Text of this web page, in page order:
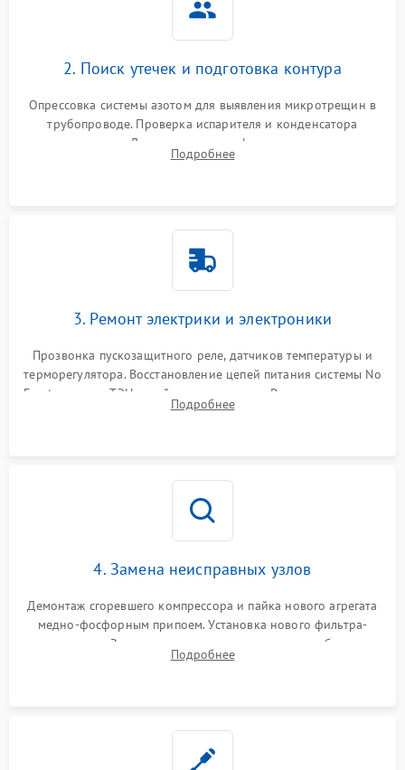
2. Поиск утечек и подготовка контура
Опрессовка системы азотом для выявления микротрещин в
трубопроводе. Проверка испарителя и конденсатора
течеискателем. Демонтаж старого фильтра-осушителя и
продувка капиллярной трубки для устранения засоров.
Подробнее
3. Ремонт электрики и электроники
Прозвонка пускозащитного реле, датчиков температуры и
терморегулятора. Восстановление цепей питания системы No
Frost, включая ТЭН оттайки и вентилятор. Ремонт или замена
платы управления при сбоях алгоритмов.
Подробнее
4. Замена неисправных узлов
Демонтаж сгоревшего компрессора и пайка нового агрегата
медно-фосфорным припоем. Установка нового фильтра-
осушителя. Замена изношенных вентиляторов обдува,
сломанных заслонок или поврежденных дверных петель.
Подробнее